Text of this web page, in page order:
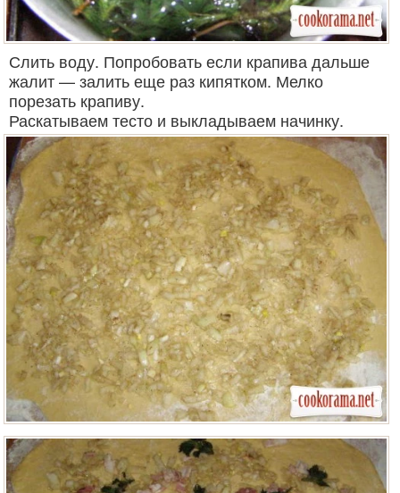
Слить воду. Попробовать если крапива дальше
жалит — залить еще раз кипятком. Мелко
порезать крапиву.
Раскатываем тесто и выкладываем начинку.